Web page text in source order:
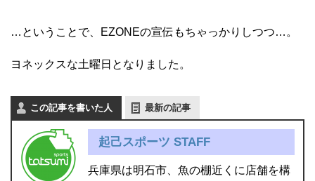
…ということで、EZONEの宣伝もちゃっかりしつつ…。
ヨネックスな土曜日となりました。
この記事を書いた人 最新の記事
起己スポーツ STAFF
兵庫県は明石市、魚の棚近くに店舗を構